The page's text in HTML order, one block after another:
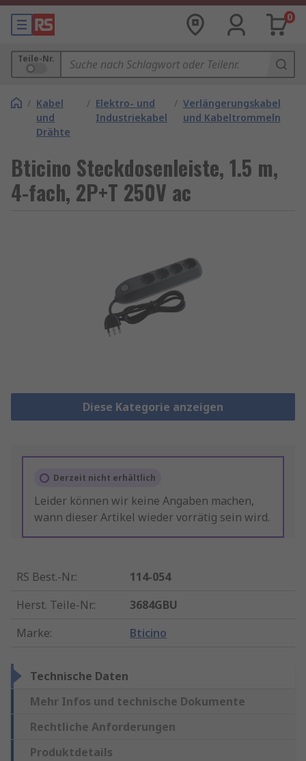
0
Teile-Nr.
/ Kabel
und
Drähte
/ Elektro- und
Industriekabel
/ Verlängerungskabel
und Kabeltrommeln
Bticino Steckdosenleiste, 1.5 m,
4-fach, 2P+T 250V ac
Diese Kategorie anzeigen
Derzeit nicht erhältlich
Leider können wir keine Angaben machen,
wann dieser Artikel wieder vorrätig sein wird.
RS Best.-Nr.:
114-054
Herst. Teile-Nr.:
3684GBU
Marke: Bticino
Technische Daten
Mehr Infos und technische Dokumente
Rechtliche Anforderungen
Produktdetails